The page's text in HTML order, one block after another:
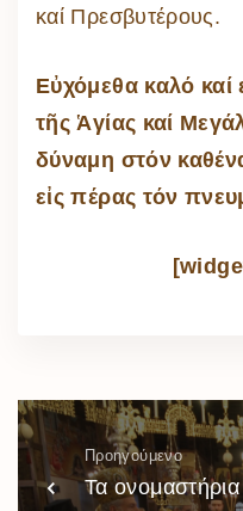
καί Πρεσβυτέρους.
Εὐχόμεθα καλό καί
τῆς Ἁγίας καί
δύναμη στόν
εἰς πέρας τόν
Προηγούμενο
Τα